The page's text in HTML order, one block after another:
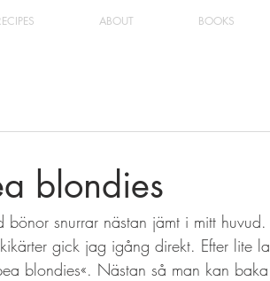
ABOUT BOOKS
blondies
snurrar nästan jämt i mitt
gick jag igång direkt. Efter lite
blondies«. Nästan så man kan